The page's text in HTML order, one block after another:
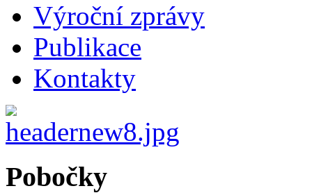
Výroční zprávy
Publikace
Kontakty
Pobočky